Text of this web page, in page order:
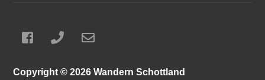
Copyright © 2026 Wandern Schottland